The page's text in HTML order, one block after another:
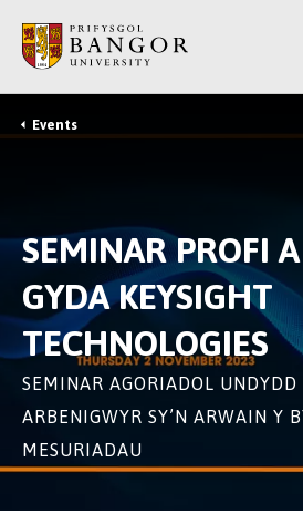
Prif
Gynnwys
Breadcrumb
Events
SEMINAR PROFI
GYDA KEYSIGHT
TECHNOLOGIES
SEMINAR AGORIADOL UNDYDD
ARBENIGWYR SY’N ARWAIN Y
MESURIADAU